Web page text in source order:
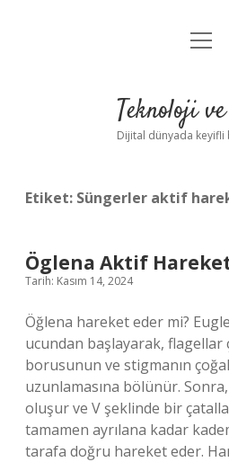
Anasayfa
Yasal
Teknoloji
Dijital dünyada keyifli
Etiket: Süngerler aktif
Öglena Aktif
Tarih: Kasım 14, 2024
Öğlena hareket eder mi?
ucundan başlayarak, flagellar
borusunun ve stigmanın
uzunlamasına bölünür.
oluşur ve V şeklinde bir
tamamen ayrılana kadar
tarafa doğru hareket eder.